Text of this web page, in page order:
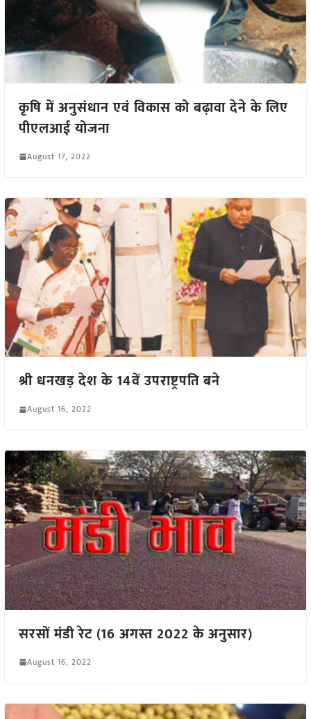
कृषि में अनुसंधान एवं विकास को बढ़ावा देने के लिए
पीएलआई योजना
August 17, 2022
श्री धनखड़ देश के 14वें उपराष्ट्रपति बने
August 16, 2022
सरसों मंडी रेट (16 अगस्त 2022 के अनुसार)
August 16, 2022